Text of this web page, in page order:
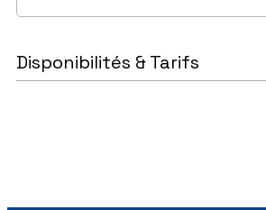
Disponibilités & Tarifs